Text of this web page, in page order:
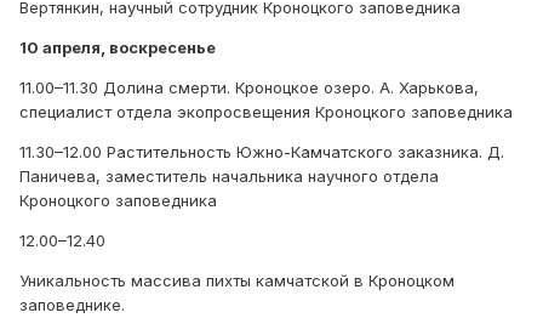
Вертянкин, научный сотрудник Кроноцкого заповедника
10 апреля, воскресенье
11.00–11.30 Долина смерти. Кроноцкое озеро. А. Харькова,
специалист отдела экопросвещения Кроноцкого заповедника
11.30–12.00 Растительность Южно-Камчатского заказника. Д.
Паничева, заместитель начальника научного отдела
Кроноцкого заповедника
12.00–12.40
Уникальность массива пихты камчатской в Кроноцком
заповеднике.